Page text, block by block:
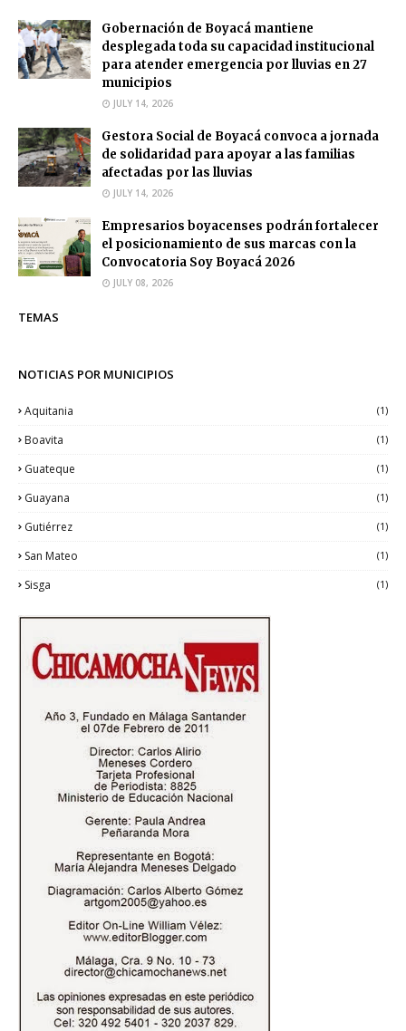
Gobernación de Boyacá mantiene
desplegada toda su capacidad institucional
para atender emergencia por lluvias en 27
municipios
JULY 14, 2026
Gestora Social de Boyacá convoca a jornada
de solidaridad para apoyar a las familias
afectadas por las lluvias
JULY 14, 2026
Empresarios boyacenses podrán fortalecer
el posicionamiento de sus marcas con la
Convocatoria Soy Boyacá 2026
JULY 08, 2026
TEMAS
NOTICIAS POR MUNICIPIOS
Aquitania (1)
Boavita (1)
Guateque (1)
Guayana (1)
Gutiérrez (1)
San Mateo (1)
Sisga (1)